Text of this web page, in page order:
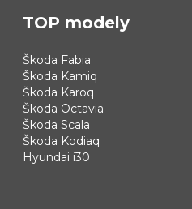
TOP modely
Škoda Fabia
Škoda Kamiq
Škoda Karoq
Škoda Octavia
Škoda Scala
Škoda Kodiaq
Hyundai i30